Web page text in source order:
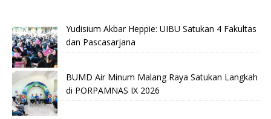
Yudisium Akbar Heppie: UIBU Satukan 4 Fakultas
dan Pascasarjana
BUMD Air Minum Malang Raya Satukan Langkah
di PORPAMNAS IX 2026